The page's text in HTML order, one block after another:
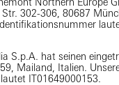
302-306, 80687
S.p.A. hat seinen
Mailand, Italien.
IT01649000153.